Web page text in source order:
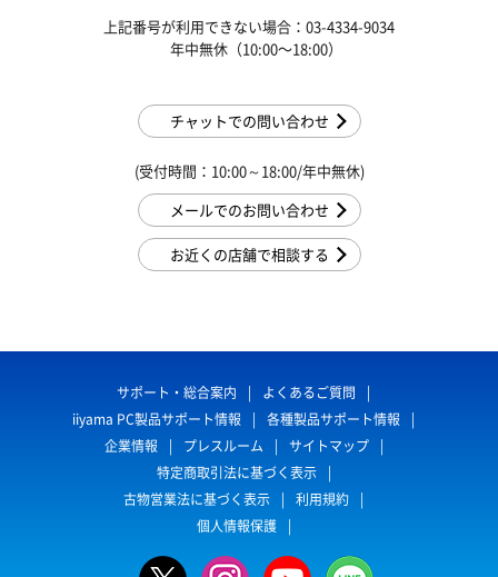
上記番号が利用できない場合：03-4334-9034
年中無休（10:00〜18:00）
チャットでの問い合わせ
(受付時間：10:00～18:00/年中無休)
メールでのお問い合わせ
お近くの店舗で相談する
サポート・総合案内
よくあるご質問
iiyama PC製品サポート情報
各種製品サポート情報
企業情報
プレスルーム
サイトマップ
特定商取引法に基づく表示
古物営業法に基づく表示
利用規約
個人情報保護